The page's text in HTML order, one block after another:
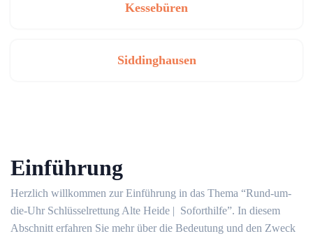
Kessebüren
Siddinghausen
Einführung
Herzlich willkommen zur Einführung in das Thema “Rund-um-
die-Uhr Schlüsselrettung Alte Heide | ️ Soforthilfe”. In diesem
Abschnitt erfahren Sie mehr über die Bedeutung und den Zweck